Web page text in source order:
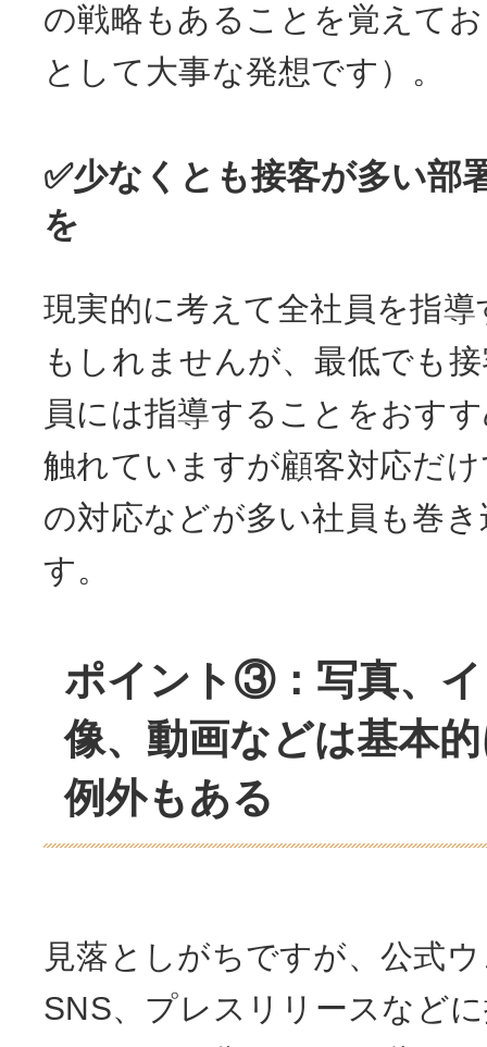
の戦略もあることを覚えて
として大事な発想です）。
✅少なくとも接客が多い部
を
現実的に考えて全社員を指
もしれませんが、最低でも
員には指導することをおす
触れていますが顧客対応だ
の対応などが多い社員も巻
す。
ポイント③：写真、
像、動画などは基本
例外もある
見落としがちですが、公式
SNS、プレスリリースなど